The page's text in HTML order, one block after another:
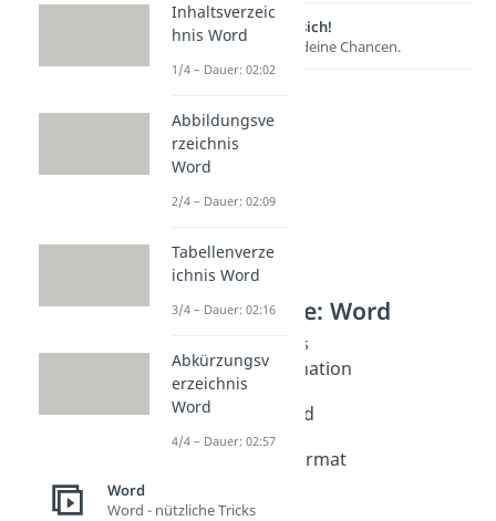
Lernen lohnt sich!
Entdecke hier deine Chancen.
Weitere Inhalte: Word
Word - nützliche Tricks
Word Tastenkombination
Dauer: 03:25
Zeichen zählen Word
Dauer: 01:56
Open Office Querformat
Dauer: 02:14
Inhaltsverzeic
hnis Word
1/4 – Dauer: 02:02
Abbildungsve
rzeichnis
Word
2/4 – Dauer: 02:09
Tabellenverze
ichnis Word
3/4 – Dauer: 02:16
Abkürzungsv
erzeichnis
Word
4/4 – Dauer: 02:57
Word
Word - nützliche Tricks